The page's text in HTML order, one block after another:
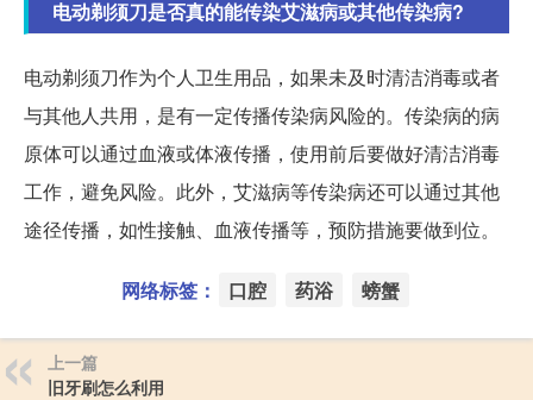
电动剃须刀是否真的能传染艾滋病或其他传染病?
电动剃须刀作为个人卫生用品，如果未及时清洁消毒或者
与其他人共用，是有一定传播传染病风险的。传染病的病
原体可以通过血液或体液传播，使用前后要做好清洁消毒
工作，避免风险。此外，艾滋病等传染病还可以通过其他
途径传播，如性接触、血液传播等，预防措施要做到位。
网络标签： 口腔 药浴 螃蟹
上一篇
旧牙刷怎么利用